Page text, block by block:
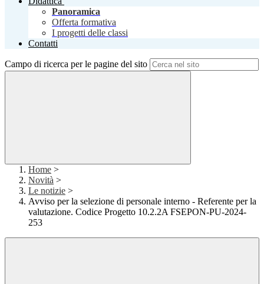
Panoramica
Offerta formativa
I progetti delle classi
Contatti
Campo di ricerca per le pagine del sito
Home >
Novità >
Le notizie >
Avviso per la selezione di personale interno - Referente per la
valutazione. Codice Progetto 10.2.2A FSEPON-PU-2024-
253